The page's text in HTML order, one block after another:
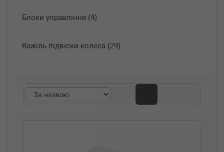
Блоки управління (4)
Важіль підвіски колеса (29)